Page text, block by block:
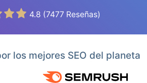
4.8 (7477 Reseñas)
los mejores SEO del planeta